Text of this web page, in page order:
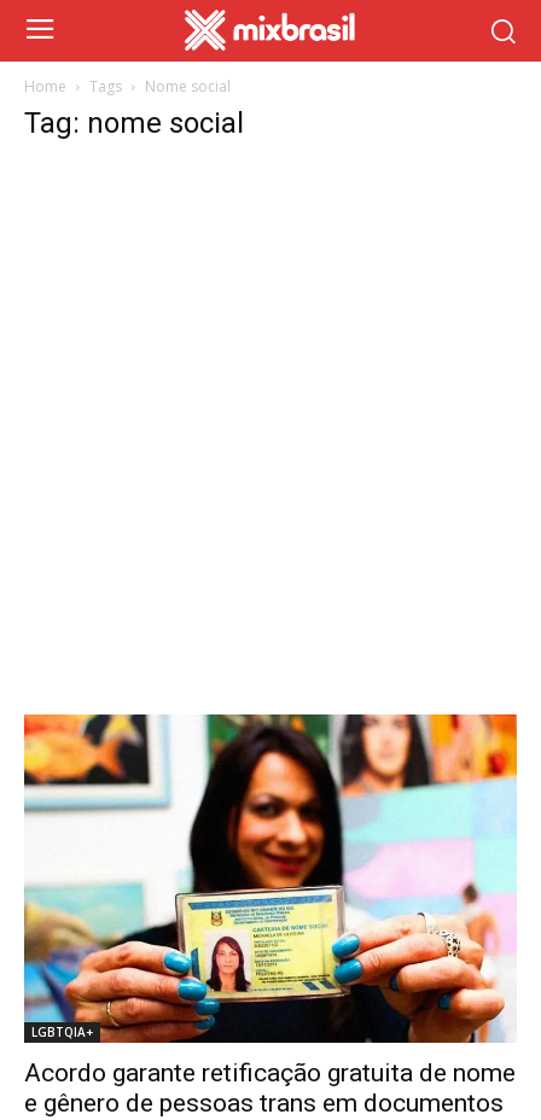
Home Tags Nome social
Tag: nome social
LGBTQIA+
Acordo garante retificação gratuita de nome
e gênero de pessoas trans em documentos